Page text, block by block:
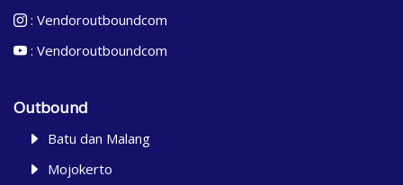
: Vendoroutboundcom
: Vendoroutboundcom
Outbound
Batu dan Malang
Mojokerto